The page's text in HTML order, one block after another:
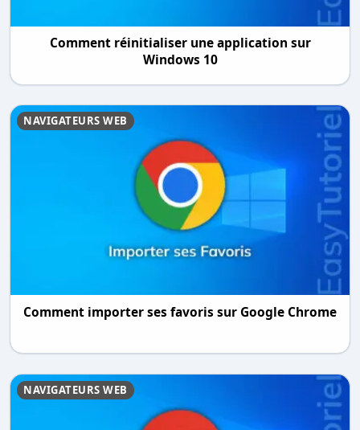
Comment réinitialiser une application sur
Windows 10
NAVIGATEURS WEB
Comment importer ses favoris sur Google Chrome
NAVIGATEURS WEB